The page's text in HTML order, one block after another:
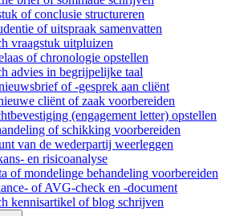
of conclusie structureren
of uitspraak samenvatten
vraagstuk uitpluizen
of chronologie opstellen
advies in begrijpelijke taal
of -gesprek aan cliënt
cliënt of zaak voorbereiden
(engagement letter) opstellen
of schikking voorbereiden
van de wederpartij weerleggen
en risicoanalyse
of mondelinge behandeling voorbereiden
of AVG-check en -document
kennisartikel of blog schrijven